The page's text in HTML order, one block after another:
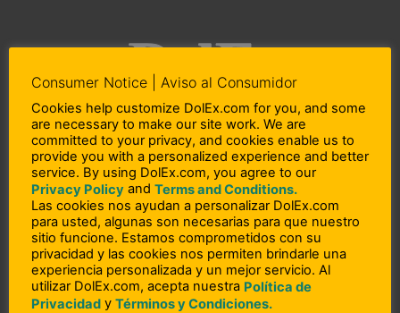
L
i
n
k
e
d
i
n
-
i
F
a
c
e
b
o
o
k
-
f
I
n
s
t
a
g
r
a
m
Copyright © 2023 DolEx Dollar Express, Inc.
DolEx Dollar Express, Inc. NMLS # 910812 (States: AL, AZ, CA, CO, CT, DE, GA,
ID, IL, IN, KS, KY, MD, MA, MI, MN, MO, NV, NY, NC, OH, OK, OR, PA, PR, RI, SC,
TN, TX, UT, VA, WA and WI)
Consumer Notice | Aviso al Consumidor
Cookies help customize DolEx.com for you, and some
are necessary to make our site work. We are
committed to your privacy, and cookies enable us to
provide you with a personalized experience and better
service. By using DolEx.com, you agree to our
Privacy Policy and Terms and Conditions.
Las cookies nos ayudan a personalizar DolEx.com
para usted, algunas son necesarias para que nuestro
sitio funcione. Estamos comprometidos con su
privacidad y las cookies nos permiten brindarle una
experiencia personalizada y un mejor servicio. Al
utilizar DolEx.com, acepta nuestra Política de
Privacidad y Términos y Condiciones.